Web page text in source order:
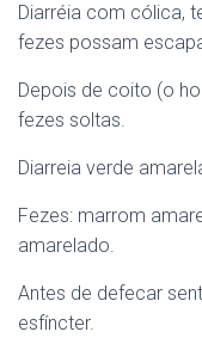
Diarréia com cólica,
fezes possam
Depois de coito (o
fezes soltas.
Diarreia verde
Fezes: marrom
amarelado.
Antes de defecar
esfíncter.